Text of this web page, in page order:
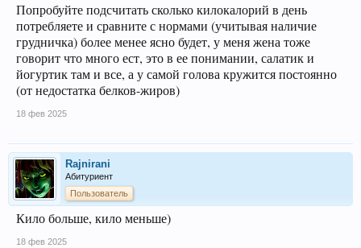
Попробуйте подсчитать сколько килокалорий в день
потребляете и сравните с нормами (учитывая наличие
грудничка) более менее ясно будет, у меня жена тоже
говорит что много ест, это в ее понимании, салатик и
йогуртик там и все, а у самой голова кружится постоянно
(от недостатка белков-жиров)
18 фев 2025
Rajnirani
Абитуриент
Пользователь
Кило больше, кило меньше)
18 фев 2025